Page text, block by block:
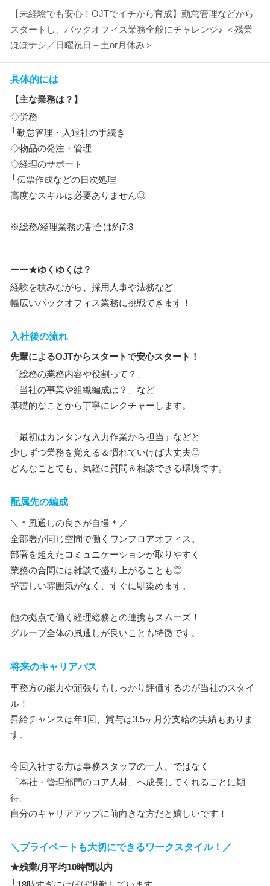
【未経験でも安心！OJTでイチから育成】勤怠管理などから
スタートし、バックオフィス業務全般にチャレンジ♪ ＜残業
ほぼナシ／日曜祝日＋土or月休み＞
具体的には
【主な業務は？】
◇労務
└勤怠管理・入退社の手続き
◇物品の発注・管理
◇経理のサポート
└伝票作成などの日次処理
高度なスキルは必要ありません◎
※総務/経理業務の割合は約7:3
ーー★ゆくゆくは？
経験を積みながら、採用人事や法務など
幅広いバックオフィス業務に挑戦できます！
入社後の流れ
先輩によるOJTからスタートで安心スタート！
「総務の業務内容や役割って？」
「当社の事業や組織編成は？」など
基礎的なことから丁寧にレクチャーします。
「最初はカンタンな入力作業から担当」などと
少しずつ業務を覚える＆慣れていけば大丈夫◎
どんなことでも、気軽に質問＆相談できる環境です。
配属先の編成
＼＊風通しの良さが自慢＊／
全部署が同じ空間で働くワンフロアオフィス。
部署を超えたコミュニケーションが取りやすく
業務の合間には雑談で盛り上がることも◎
堅苦しい雰囲気がなく、すぐに馴染めます。
他の拠点で働く経理総務との連携もスムーズ！
グループ全体の風通しが良いことも特徴です。
将来のキャリアパス
事務方の能力や頑張りもしっかり評価するのが当社のスタイ
ル！
昇給チャンスは年1回、賞与は3.5ヶ月分支給の実績もありま
す。
今回入社する方は事務スタッフの一人、ではなく
「本社・管理部門のコア人材」へ成長してくれることに期
待。
自分のキャリアアップに前向きな方だと嬉しいです！
＼プライベートも大切にできるワークスタイル！／
★残業/月平均10時間以内